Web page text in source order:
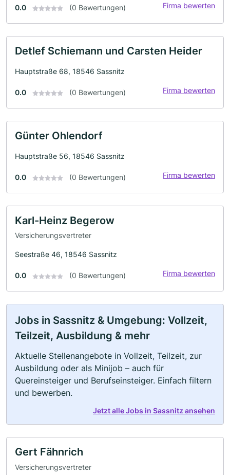
0.0 (0 Bewertungen) Firma bewerten
Detlef Schiemann und Carsten Heider
Hauptstraße 68, 18546 Sassnitz
0.0 (0 Bewertungen) Firma bewerten
Günter Ohlendorf
Hauptstraße 56, 18546 Sassnitz
0.0 (0 Bewertungen) Firma bewerten
Karl-Heinz Begerow
Versicherungsvertreter
Seestraße 46, 18546 Sassnitz
0.0 (0 Bewertungen) Firma bewerten
Jobs in Sassnitz & Umgebung: Vollzeit,
Teilzeit, Ausbildung & mehr
Aktuelle Stellenangebote in Vollzeit, Teilzeit, zur
Ausbildung oder als Minijob – auch für
Quereinsteiger und Berufseinsteiger. Einfach filtern
und bewerben.
Jetzt alle Jobs in Sassnitz ansehen
Gert Fähnrich
Versicherungsvertreter